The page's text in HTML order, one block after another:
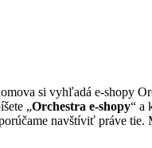
si vyhľadá e-shopy
„Orchestra e-shopy“ a
navštíviť práve tie.